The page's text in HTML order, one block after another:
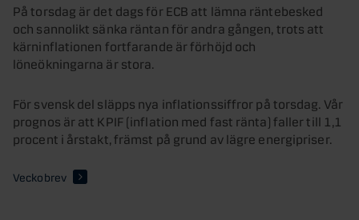
På torsdag är det dags för ECB att lämna räntebesked
och sannolikt sänka räntan för andra gången, trots att
kärninflationen fortfarande är förhöjd och
löneökningarna är stora.
För svensk del släpps nya inflationssiffror på torsdag. Vår
prognos är att KPIF (inflation med fast ränta) faller till 1,1
procent i årstakt, främst på grund av lägre energipriser.
Veckobrev